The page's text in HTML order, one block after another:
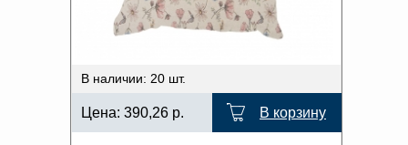
В наличии: 20 шт.
Цена: 390,26 р. В корзину